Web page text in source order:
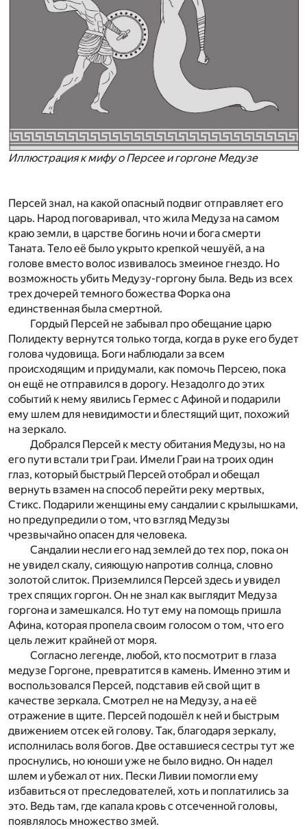
Иллюстрация к мифу о Персее и горгоне Медузе
Персей знал, на какой опасный подвиг отправляет его
царь. Народ поговаривал, что жила Медуза на самом
краю земли, в царстве богинь ночи и бога смерти
Таната. Тело её было укрыто крепкой чешуёй, а на
голове вместо волос извивалось змеиное гнездо. Но
возможность убить Медузу-горгону была. Ведь из всех
трех дочерей темного божества Форка она
единственная была смертной.
Гордый Персей не забывал про обещание царю
Полидекту вернутся только тогда, когда в руке его будет
голова чудовища. Боги наблюдали за всем
происходящим и придумали, как помочь Персею, пока
он ещё не отправился в дорогу. Незадолго до этих
событий к нему явились Гермес с Афиной и подарили
ему шлем для невидимости и блестящий щит, похожий
на зеркало.
Добрался Персей к месту обитания Медузы, но на
его пути встали три Граи. Имели Граи на троих один
глаз, который быстрый Персей отобрал и обещал
вернуть взамен на способ перейти реку мертвых,
Стикс. Подарили женщины ему сандалии с крылышками,
но предупредили о том, что взгляд Медузы
чрезвычайно опасен для человека.
Сандалии несли его над землей до тех пор, пока он
не увидел скалу, сияющую напротив солнца, словно
золотой слиток. Приземлился Персей здесь и увидел
трех спящих горгон. Он не знал как выглядит Медуза
горгона и замешкался. Но тут ему на помощь пришла
Афина, которая пропела своим голосом о том, что его
цель лежит крайней от моря.
Согласно легенде, любой, кто посмотрит в глаза
медузе Горгоне, превратится в камень. Именно этим и
воспользовался Персей, подставив ей свой щит в
качестве зеркала. Смотрел не на Медузу, а на её
отражение в щите. Персей подошёл к ней и быстрым
движением отсек ей голову. Так, благодаря зеркалу,
исполнилась воля богов. Две оставшиеся сестры тут же
проснулись, но юноши уже не было видно. Он надел
шлем и убежал от них. Пески Ливии помогли ему
избавиться от преследователей, хоть и поплатились за
это. Ведь там, где капала кровь с отсеченной головы,
появлялось множество змей.